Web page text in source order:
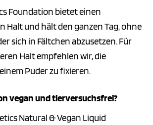
Foundation bietet einen
Halt und hält den ganzen Tag, ohne
sich in Fältchen abzusetzen. Für
Halt empfehlen wir, die
Puder zu fixieren.
vegan und tierversuchsfrei?
Natural & Vegan Liquid